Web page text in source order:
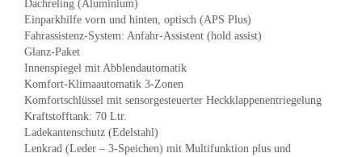
Dachreling (Aluminium)
Einparkhilfe vorn und hinten, optisch (APS Plus)
Fahrassistenz-System: Anfahr-Assistent (hold assist)
Glanz-Paket
Innenspiegel mit Abblendautomatik
Komfort-Klimaautomatik 3-Zonen
Komfortschlüssel mit sensorgesteuerter Heckklappenentriegelung
Kraftstofftank: 70 Ltr.
Ladekantenschutz (Edelstahl)
Lenkrad (Leder – 3-Speichen) mit Multifunktion plus und